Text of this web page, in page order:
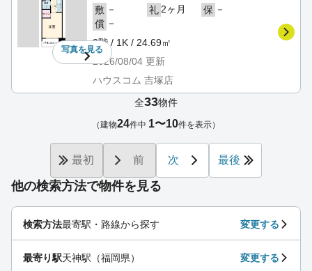
写真を見る
敷 － 礼 2ヶ月 保 －
償 －
3階 / 1K / 24.69㎡
2026/08/04 更新
ハウスコム 吉塚店
他の検索方法で物件を見る
検索方法最寄駅・路線から探す 変更する
最寄り駅天神駅（福岡県） 変更する
全33物件
（建物24件中 1〜10件を表示）
最初 前 次 最後